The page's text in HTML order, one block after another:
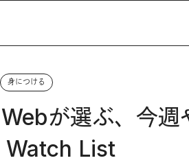
身につける
が選ぶ、今
Watch List